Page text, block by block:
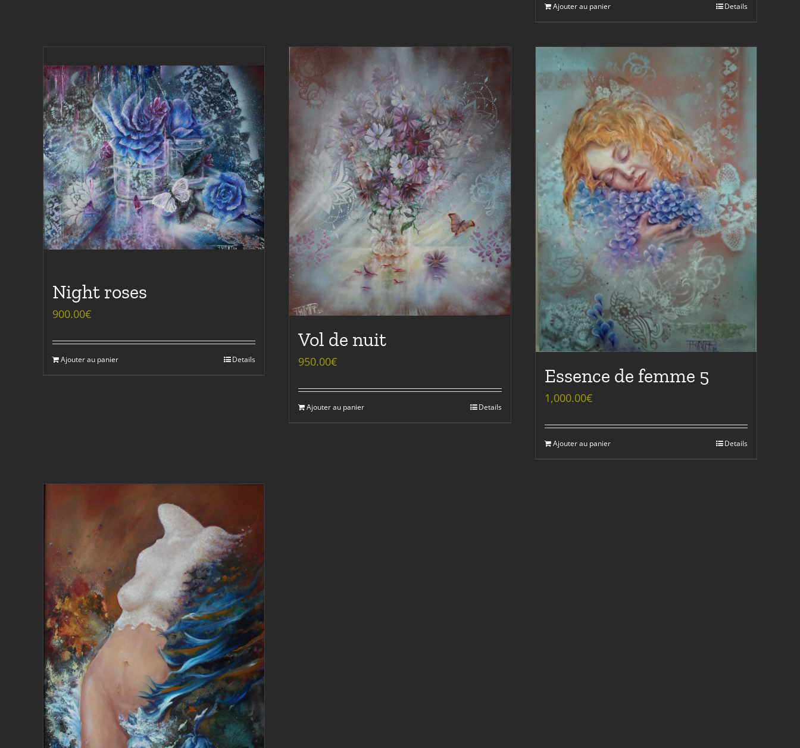
Ajouter au panier Details
Night roses
900.00€
Ajouter au panier Details
Vol de nuit
950.00€
Ajouter au panier Details
Essence de femme 5
1,000.00€
Ajouter au panier Details